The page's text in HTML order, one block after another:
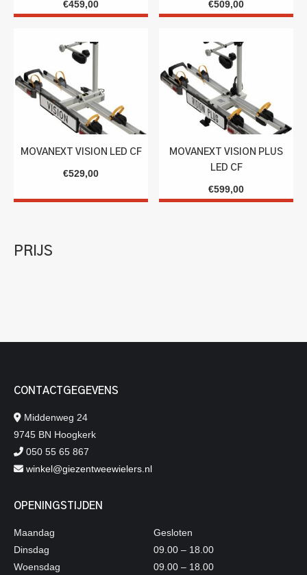
€459,00 €509,00
MOVANEXT VISION LED CF
€529,00
MOVANEXT VISION PLUS
LED CF
€599,00
PRIJS
CONTACTGEGEVENS
Middenweg 24
9745 BN Hoogkerk
050 55 65 867
winkel@giezentweewielers.nl
OPENINGSTIJDEN
Maandag
Dinsdag
Woensdag
Gesloten
09.00 – 18.00
09.00 – 18.00